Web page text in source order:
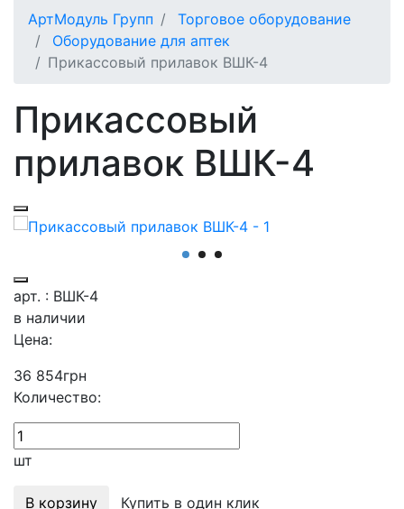
АртМодуль Групп
Торговое оборудование
Оборудование для аптек
Прикассовый прилавок ВШК-4
Прикассовый
прилавок ВШК-4
арт. : ВШК-4
в наличии
Цена:
36 854грн
Количество:
шт
В корзину Купить в один клик